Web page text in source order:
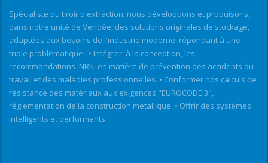
Spécialiste du tiroir d'extraction, nous développons et produisons,
dans notre unité de Vendée, des solutions originales de stockage,
adaptées aux besoins de l'industrie moderne, répondant à une
triple problématique : • Intégrer, à la conception, les
recommandations INRS, en matière de prévention des accidents du
travail et des maladies professionnelles. • Conformer nos calculs de
résistance des matériaux aux exigences "EUROCODE 3",
réglementation de la construction métallique. • Offrir des systèmes
intelligents et performants.